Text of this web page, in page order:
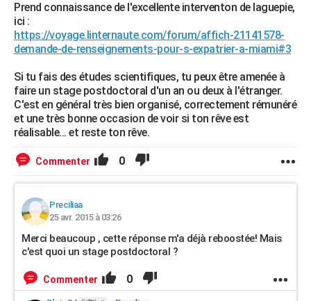
Bricolage
Lifestyle
Culture
Sport
Auto
Television
Voyage
Cinema
Prend connaissance de l'excellente interventon de laguepie,
ici :
https://voyage.linternaute.com/forum/affich-21141578-
demande-de-renseignements-pour-s-expatrier-a-miami#3
Si tu fais des études scientifiques, tu peux être amenée à
faire un stage postdoctoral d'un an ou deux à l'étranger.
C'est en général très bien organisé, correctement rémunéré
et une très bonne occasion de voir si ton rêve est
réalisable... et reste ton rêve.
Commenter 0
Preciliaa
25 avr. 2015 à 03:26
Merci beaucoup , cette réponse m'a déjà reboostée! Mais
c'est quoi un stage postdoctoral ?
Commenter 0